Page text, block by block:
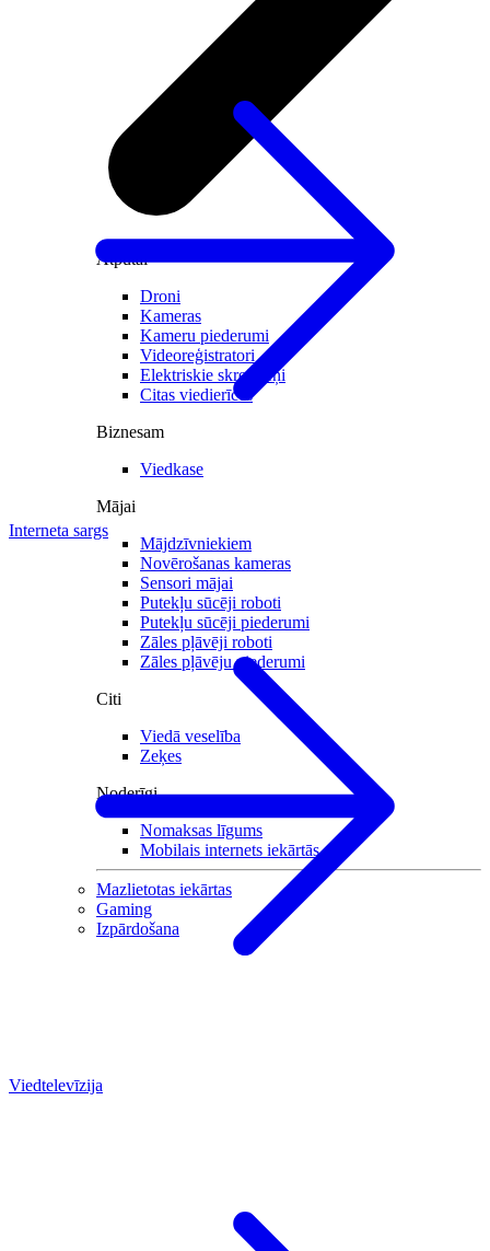
Atpūtai
Droni
Kameras
Kameru piederumi
Videoreģistratori
Elektriskie skrejriteņi
Citas viedierīces
Biznesam
Viedkase
Mājai
Mājdzīvniekiem
Novērošanas kameras
Sensori mājai
Putekļu sūcēji roboti
Putekļu sūcēji piederumi
Zāles pļāvēji roboti
Zāles pļāvēju piederumi
Citi
Viedā veselība
Zeķes
Noderīgi
Nomaksas līgums
Mobilais internets iekārtās
Mazlietotas iekārtas
Gaming
Izpārdošana
Interneta sargs
Viedtelevīzija